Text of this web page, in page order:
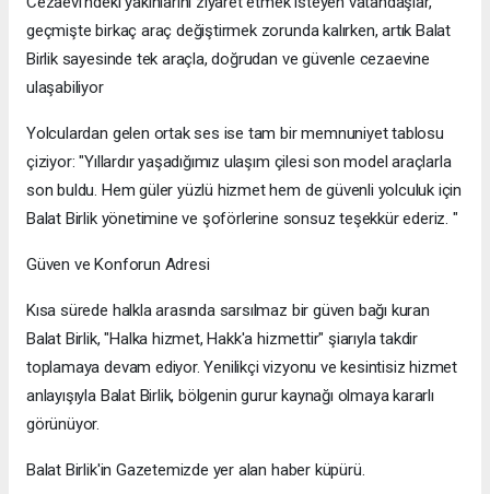
geçmişte birkaç araç değiştirmek zorunda kalırken, artık Balat
Birlik sayesinde tek araçla, doğrudan ve güvenle cezaevine
ulaşabiliyor
Yolculardan gelen ortak ses ise tam bir memnuniyet tablosu
çiziyor: "Yıllardır yaşadığımız ulaşım çilesi son model araçlarla
son buldu. Hem güler yüzlü hizmet hem de güvenli yolculuk için
Balat Birlik yönetimine ve şoförlerine sonsuz teşekkür ederiz. "
​Güven ve Konforun Adresi
​Kısa sürede halkla arasında sarsılmaz bir güven bağı kuran
Balat Birlik, "Halka hizmet, Hakk'a hizmettir" şiarıyla takdir
toplamaya devam ediyor. Yenilikçi vizyonu ve kesintisiz hizmet
anlayışıyla Balat Birlik, bölgenin gurur kaynağı olmaya kararlı
görünüyor.
Balat Birlik'in Gazetemizde yer alan haber küpürü.